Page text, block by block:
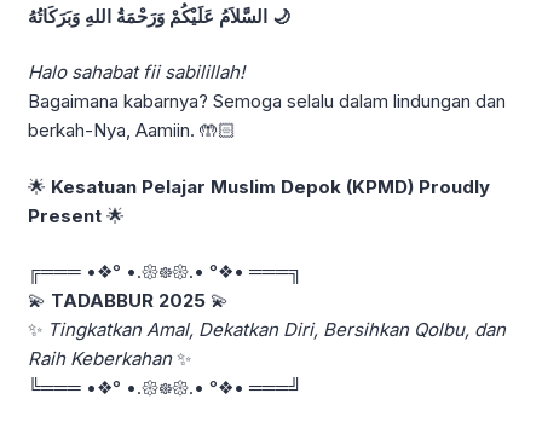
السَّلاَمُ عَلَيْكُمْ وَرَحْمَةُ اللهِ وَبَرَكَاتُهُ 🌙
Halo sahabat fii sabilillah!
Bagaimana kabarnya? Semoga selalu dalam lindungan dan
berkah-Nya, Aamiin. 🤲🏻
🌟 Kesatuan Pelajar Muslim Depok (KPMD) Proudly
Present 🌟
╔═══ •❖° •.𑁍᪥𑁍.• °❖• ═══╗
💫 TADABBUR 2025 💫
✨ Tingkatkan Amal, Dekatkan Diri, Bersihkan Qolbu, dan
Raih Keberkahan✨
╚═══ •❖° •.𑁍᪥𑁍.• °❖• ═══╝